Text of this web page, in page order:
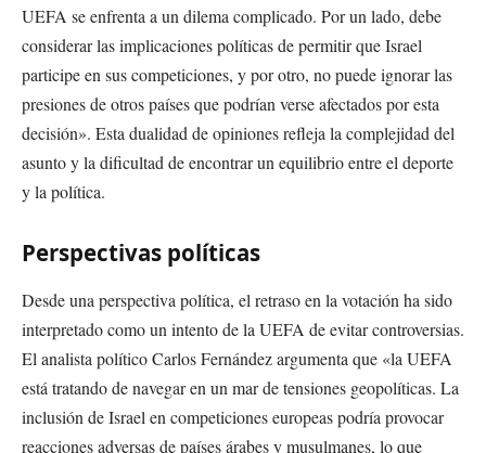
UEFA se enfrenta a un dilema complicado. Por un lado, debe
considerar las implicaciones políticas de permitir que Israel
participe en sus competiciones, y por otro, no puede ignorar las
presiones de otros países que podrían verse afectados por esta
decisión». Esta dualidad de opiniones refleja la complejidad del
asunto y la dificultad de encontrar un equilibrio entre el deporte
y la política.
Perspectivas políticas
Desde una perspectiva política, el retraso en la votación ha sido
interpretado como un intento de la UEFA de evitar controversias.
El analista político Carlos Fernández argumenta que «la UEFA
está tratando de navegar en un mar de tensiones geopolíticas. La
inclusión de Israel en competiciones europeas podría provocar
reacciones adversas de países árabes y musulmanes, lo que